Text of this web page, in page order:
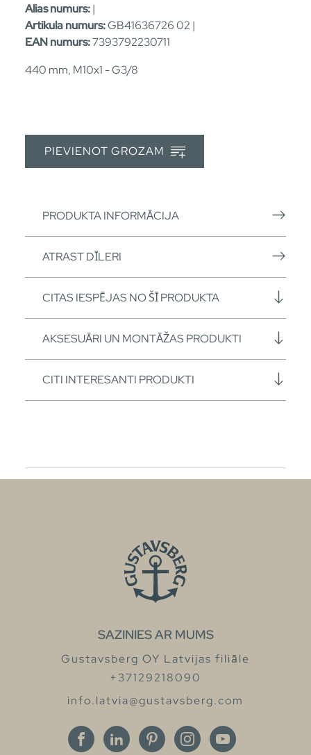
Alias numurs:|
Artikula numurs:GB41636726 02 |
EAN numurs:7393792230711
440 mm, M10x1 - G3/8
PIEVIENOT GROZAM
PRODUKTA INFORMĀCIJA
ATRAST DĪLERI
CITAS IESPĒJAS NO ŠĪ PRODUKTA
AKSESUĀRI UN MONTĀŽAS PRODUKTI
CITI INTERESANTI PRODUKTI
SAZINIES AR MUMS
Gustavsberg OY Latvijas filiāle
+37129218090
info.latvia@gustavsberg.com